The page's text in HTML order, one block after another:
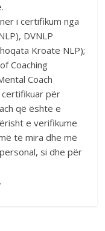
i certifikum nga
DVNLP
Kroate NLP);
Coaching
Coach
për
që është e
e verifikume
të mira dhe më
si dhe për